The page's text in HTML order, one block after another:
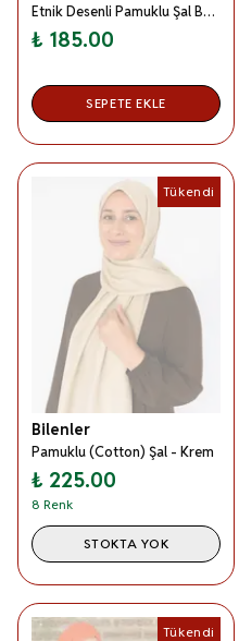
Etnik Desenli Pamuklu Şal Bordo
₺ 185.00
SEPETE EKLE
Tükendi
Bilenler
Pamuklu (Cotton) Şal - Krem
₺ 225.00
8 Renk
STOKTA YOK
Tükendi